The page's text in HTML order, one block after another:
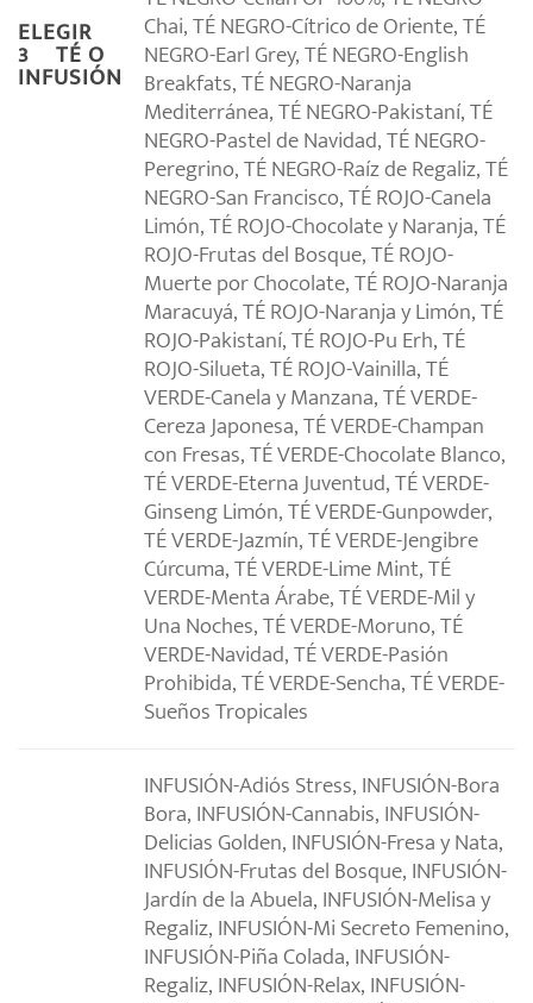
ELEGIR
3º TÉ O
INFUSIÓN
Chai, TÉ NEGRO-Cítrico de Oriente, TÉ
NEGRO-Earl Grey, TÉ NEGRO-English
Breakfats, TÉ NEGRO-Naranja
Mediterránea, TÉ NEGRO-Pakistaní, TÉ
NEGRO-Pastel de Navidad, TÉ NEGRO-
Peregrino, TÉ NEGRO-Raíz de Regaliz, TÉ
NEGRO-San Francisco, TÉ ROJO-Canela
Limón, TÉ ROJO-Chocolate y Naranja, TÉ
ROJO-Frutas del Bosque, TÉ ROJO-
Muerte por Chocolate, TÉ ROJO-Naranja
Maracuyá, TÉ ROJO-Naranja y Limón, TÉ
ROJO-Pakistaní, TÉ ROJO-Pu Erh, TÉ
ROJO-Silueta, TÉ ROJO-Vainilla, TÉ
VERDE-Canela y Manzana, TÉ VERDE-
Cereza Japonesa, TÉ VERDE-Champan
con Fresas, TÉ VERDE-Chocolate Blanco,
TÉ VERDE-Eterna Juventud, TÉ VERDE-
Ginseng Limón, TÉ VERDE-Gunpowder,
TÉ VERDE-Jazmín, TÉ VERDE-Jengibre
Cúrcuma, TÉ VERDE-Lime Mint, TÉ
VERDE-Menta Árabe, TÉ VERDE-Mil y
Una Noches, TÉ VERDE-Moruno, TÉ
VERDE-Navidad, TÉ VERDE-Pasión
Prohibida, TÉ VERDE-Sencha, TÉ VERDE-
Sueños Tropicales
INFUSIÓN-Adiós Stress, INFUSIÓN-Bora
Bora, INFUSIÓN-Cannabis, INFUSIÓN-
Delicias Golden, INFUSIÓN-Fresa y Nata,
INFUSIÓN-Frutas del Bosque, INFUSIÓN-
Jardín de la Abuela, INFUSIÓN-Melisa y
Regaliz, INFUSIÓN-Mi Secreto Femenino,
INFUSIÓN-Piña Colada, INFUSIÓN-
Regaliz, INFUSIÓN-Relax, INFUSIÓN-